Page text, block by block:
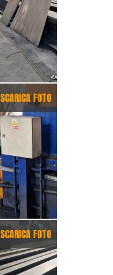
SCARICA FOTO
SCARICA FOTO